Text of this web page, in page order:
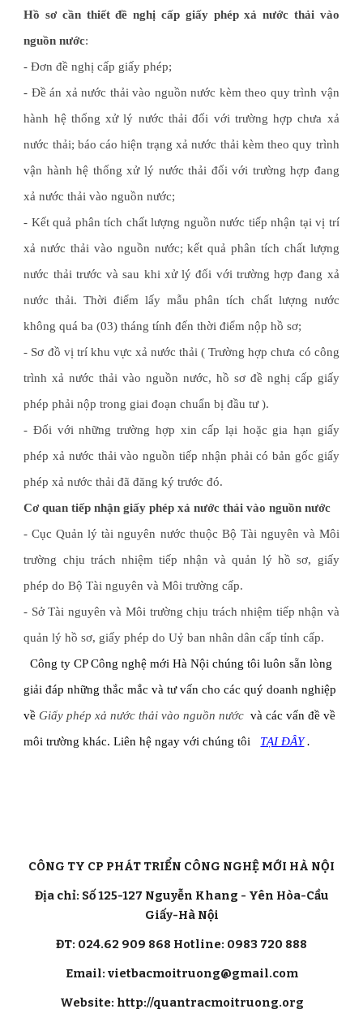
Hồ sơ cần thiết đề nghị cấp giấy phép xả nước thải vào
nguồn nước:
- Đơn đề nghị cấp giấy phép;
- Đề án xả nước thải vào nguồn nước kèm theo quy trình vận
hành hệ thống xử lý nước thải đối với trường hợp chưa xả
nước thải; báo cáo hiện trạng xả nước thải kèm theo quy trình
vận hành hệ thống xử lý nước thải đối với trường hợp đang
xả nước thải vào nguồn nước;
- Kết quả phân tích chất lượng nguồn nước tiếp nhận tại vị trí
xả nước thải vào nguồn nước; kết quả phân tích chất lượng
nước thải trước và sau khi xử lý đối với trường hợp đang xả
nước thải. Thời điểm lấy mẫu phân tích chất lượng nước
không quá ba (03) tháng tính đến thời điểm nộp hồ sơ;
- Sơ đồ vị trí khu vực xả nước thải ( Trường hợp chưa có công
trình xả nước thải vào nguồn nước, hồ sơ đề nghị cấp giấy
phép phải nộp trong giai đoạn chuẩn bị đầu tư ).
- Đối với những trường hợp xin cấp lại hoặc gia hạn giấy
phép xả nước thải vào nguồn tiếp nhận phải có bản gốc giấy
phép xả nước thải đã đăng ký trước đó.
Cơ quan tiếp nhận giấy phép xả nước thải vào nguồn nước
- Cục Quản lý tài nguyên nước thuộc Bộ Tài nguyên và Môi
trường chịu trách nhiệm tiếp nhận và quản lý hồ sơ, giấy
phép do Bộ Tài nguyên và Môi trường cấp.
- Sở Tài nguyên và Môi trường chịu trách nhiệm tiếp nhận và
quản lý hồ sơ, giấy phép do Uỷ ban nhân dân cấp tỉnh cấp.
Công ty CP Công nghệ mới Hà Nội chúng tôi luôn sẵn lòng
giải đáp những thắc mắc và tư vấn cho các quý doanh nghiệp
về Giấy phép xả nước thải vào nguồn nước và các vấn đề về
môi trường khác. Liên hệ ngay với chúng tôi
TẠI ĐÂY .
CÔNG TY CP PHÁT TRIỂN CÔNG NGHỆ MỚI HÀ NỘI
Địa chỉ: Số 125-127 Nguyễn Khang - Yên Hòa-Cầu
Giấy-Hà Nội
ĐT: 024.62 909 868 Hotline: 0983 720 888
Email: vietbacmoitruong@gmail.com
Website: http://quantracmoitruong.org